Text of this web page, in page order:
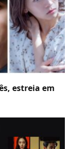
estreia em